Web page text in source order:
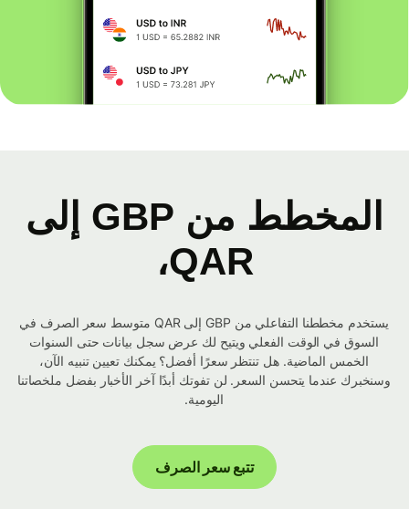
المخطط من GBP إلى
QAR،
يستخدم مخططنا التفاعلي من GBP إلى QAR متوسط ​​سعر الصرف في
السوق في الوقت الفعلي ويتيح لك عرض سجل بيانات حتى السنوات
الخمس الماضية. هل تنتظر سعرًا أفضل؟ يمكنك تعيين تنبيه الآن،
وسنخبرك عندما يتحسن السعر. لن تفوتك أبدًا آخر الأخبار بفضل ملخصاتنا
اليومية.
تتبع سعر الصرف